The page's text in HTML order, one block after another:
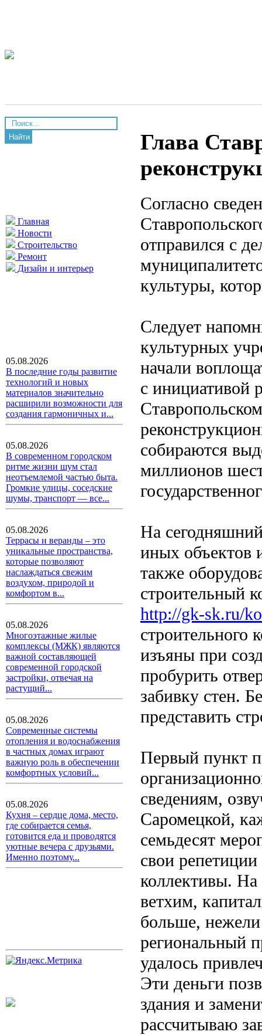
Найти
Главная
Новости
Строительство
Ремонт
Дизайн и интерьер
05.08.2026
В последние годы развитие
технологий и новых
материалов значительно
расширили возможности для
создания гармоничных и...
05.08.2026
В современном городском
ритме жизни шум стал
неотъемлемой частью быта.
Громкие улицы, соседские
шумы, транспорт — все...
05.08.2026
Террасы и веранды – это
уникальные пространства,
которые позволяют
наслаждаться свежим
воздухом, природой и
комфортом в...
05.08.2026
Многоэтажные жилые
комплексы (МЖК) являются
важной составляющей
современной городской
застройки, отвечая на
растущий...
05.08.2026
Современные системы
отопления и водоснабжения
в частных домах играют
важную роль в обеспечении
комфортных условий...
05.08.2026
Кухня – сердце дома, место,
где собирается семья,
готовится еда и проводятся
уютные вечера с друзьями.
Именно поэтому...
Глава
Согласно
отправился с
культуры,
Следует
культурных
начали
с инициативой
собираются
миллионов
На
иных объектов
также
строительный
http://gk-sk.ru/
строительного
изъяны при
пробурить
забивку стен.
представить
Первый пункт
сведениям,
Саромецкой,
семьдесят
свои
коллективы. На
ветхим,
больше, нежели
региональный
удалось
Эти деньги
здания и
рассчитываю